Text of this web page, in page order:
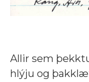
Allir sem
hlýju og